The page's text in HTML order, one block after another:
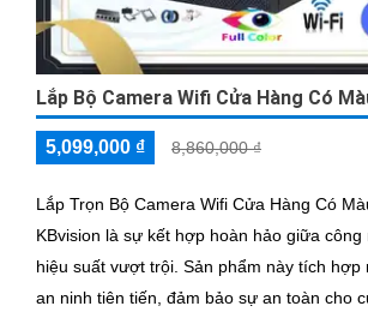
Lắp Bộ Camera Wifi Cửa Hàng Có
5,099,000 ₫ 8,860,000 ₫
Lắp Trọn Bộ Camera Wifi Cửa Hàng Có
KBvision là sự kết hợp hoàn hảo giữa công
hiệu suất vượt trội. Sản phẩm này tích hợp nhiều công nghệ
an ninh tiên tiến, đảm bảo sự an toàn cho